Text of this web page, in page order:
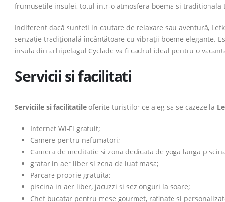
frumusetile insulei, totul intr-o atmosfera boema si traditionala
Indiferent dacă sunteti in cautare de relaxare sau aventură,
senzație tradițională încântătoare cu vibrații boeme elegante.
insula din arhipelagul Cyclade va fi cadrul ideal pentru o
Servicii si facilitati
Serviciile si facilitatile oferite turistilor ce aleg sa se cazeze la
Internet Wi-Fi gratuit;
Camere pentru nefumatori;
Camera de meditatie si zona dedicata de yoga langa piscina
gratar in aer liber si zona de luat masa;
Parcare proprie gratuita;
piscina in aer liber, jacuzzi si sezlonguri la soare;
Chef bucatar pentru mese gourmet, rafinate si